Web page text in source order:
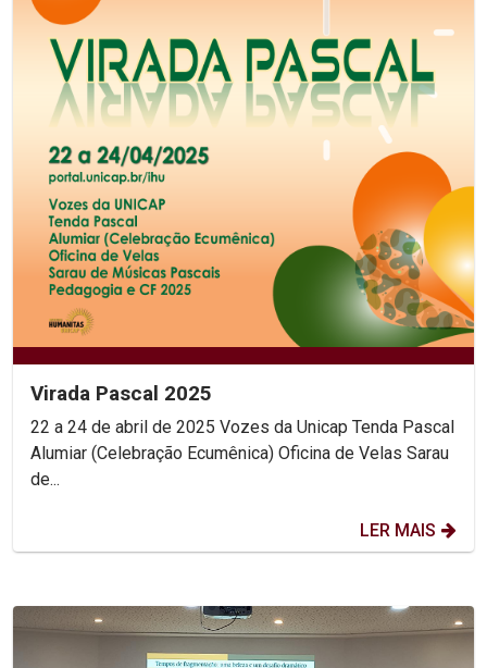
Virada Pascal 2025
22 a 24 de abril de 2025 Vozes da Unicap Tenda Pascal
Alumiar (Celebração Ecumênica) Oficina de Velas Sarau
de...
LER MAIS